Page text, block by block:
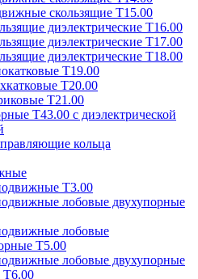
скользящие Т15.00
диэлектрические Т16.00
диэлектрические Т17.00
диэлектрические Т18.00
Т19.00
Т20.00
Т21.00
Т43.00 с диэлектрической
кольца
Т3.00
лобовые двухупорные
лобовые
Т5.00
лобовые двухупорные
Т6.00